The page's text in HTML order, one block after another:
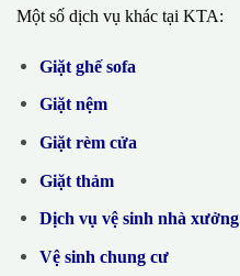
Một số dịch vụ khác tại KTA:
Giặt ghế sofa
Giặt nệm
Giặt rèm cửa
Giặt thảm
Dịch vụ vệ sinh nhà xưởng
Vệ sinh chung cư